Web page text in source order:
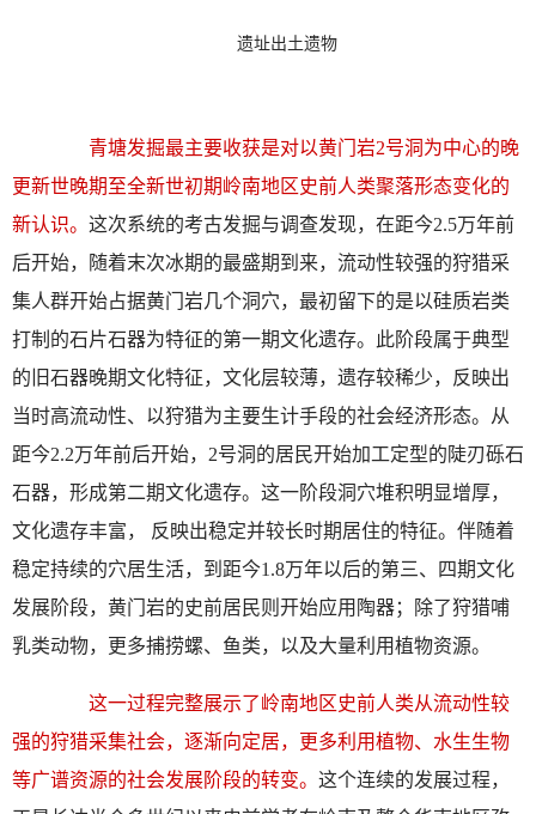
遗址出土遗物
青塘发掘最主要收获是对以黄门岩2号洞为中心的晚
更新世晚期至全新世初期岭南地区史前人类聚落形态变化的
新认识。 这次系统的考古发掘与调查发现，在距今2.5万年前
后开始，随着末次冰期的最盛期到来，流动性较强的狩猎采
集人群开始占据黄门岩几个洞穴，最初留下的是以硅质岩类
打制的石片石器为特征的第一期文化遗存。此阶段属于典型
的旧石器晚期文化特征，文化层较薄，遗存较稀少，反映出
当时高流动性、以狩猎为主要生计手段的社会经济形态。从
距今2.2万年前后开始，2号洞的居民开始加工定型的陡刃砾石
石器，形成第二期文化遗存。这一阶段洞穴堆积明显增厚，
文化遗存丰富， 反映出稳定并较长时期居住的特征。伴随着
稳定持续的穴居生活，到距今1.8万年以后的第三、四期文化
发展阶段，黄门岩的史前居民则开始应用陶器；除了狩猎哺
乳类动物，更多捕捞螺、鱼类，以及大量利用植物资源。
这一过程完整展示了岭南地区史前人类从流动性较
强的狩猎采集社会，逐渐向定居，更多利用植物、水生生物
等广谱资源的社会发展阶段的转变。 这个连续的发展过程，